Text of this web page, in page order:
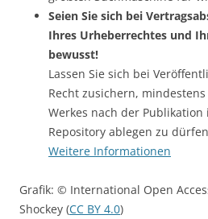
Seien Sie sich bei
Ihres Urheberrechtes und
bewusst!
Lassen Sie sich bei
Recht zusichern,
Werkes nach der
Repository ablegen zu
Weitere Informationen
Grafik: © International Open
Shockey (CC BY 4.0)